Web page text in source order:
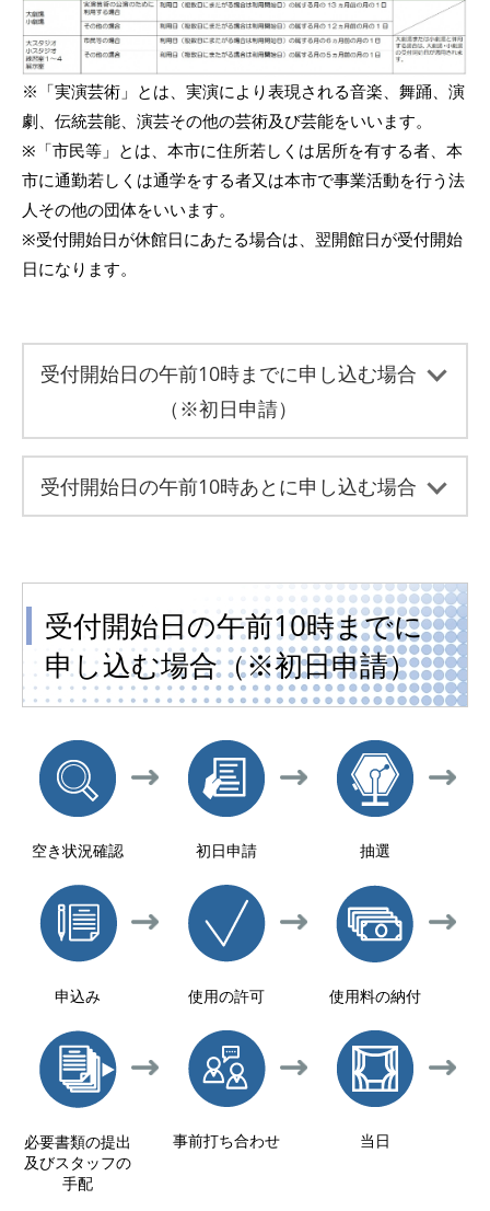
※「実演芸術」とは、実演により表現される音楽、舞踊、演
劇、伝統芸能、演芸その他の芸術及び芸能をいいます。
※「市民等」とは、本市に住所若しくは居所を有する者、本
市に通勤若しくは通学をする者又は本市で事業活動を行う法
人その他の団体をいいます。
※受付開始日が休館日にあたる場合は、翌開館日が受付開始
日になります。
受付開始日の午前10時までに申し込む場合
（※初日申請）
受付開始日の午前10時あとに申し込む場合
受付開始日の午前10時までに
申し込む場合（※初日申請）
空き状況確認 初日申請 抽選
申込み 使用の許可 使用料の納付
必要書類の提出
及びスタッフの
手配
事前打ち合わせ 当日